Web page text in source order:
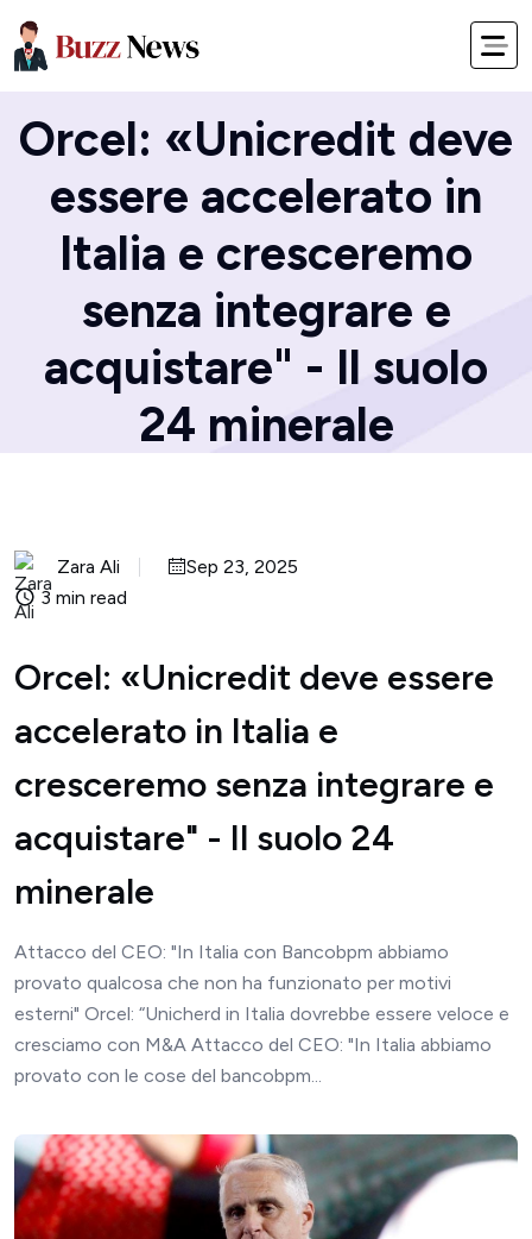
Orcel: «Unicredit deve
essere accelerato in
Italia e cresceremo
senza integrare e
acquistare" - Il suolo
24 minerale
Zara Ali
Sep 23, 2025
3 min read
Orcel: «Unicredit deve essere
accelerato in Italia e
cresceremo senza integrare e
acquistare" - Il suolo 24
minerale
Attacco del CEO: "In Italia con Bancobpm abbiamo
provato qualcosa che non ha funzionato per motivi
esterni" Orcel: “Unicherd in Italia dovrebbe essere veloce e
cresciamo con M&A Attacco del CEO: "In Italia abbiamo
provato con le cose del bancobpm...